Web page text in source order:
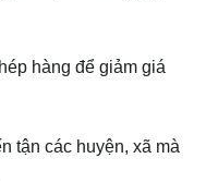
hàng để giảm giá
tận các huyện, xã mà